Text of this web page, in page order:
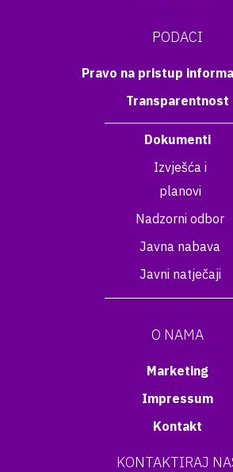
PODACI
Pravo na pristup
Transparentnost
Dokumenti
Izvješća i
planovi
Nadzorni odbor
Javna nabava
Javni natječaji
O NAMA
Marketing
Impressum
Kontakt
KONTAKTIRAJ